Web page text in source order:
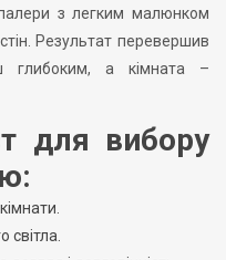
з легким малюнком
Результат перевершив
глибоким, а кімната –
для вибору
світла.